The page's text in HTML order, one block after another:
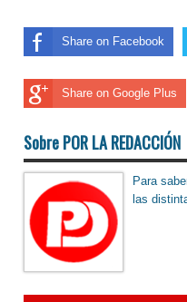
Share on Facebook
Share on Google Plus
Sobre POR LA REDACCIÓN
Para
las